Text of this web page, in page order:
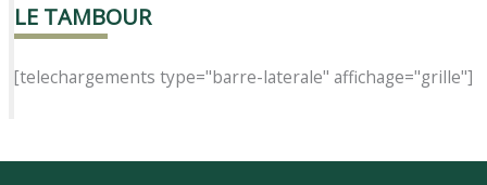
LE TAMBOUR
[telechargements type="barre-laterale" affichage="grille"]